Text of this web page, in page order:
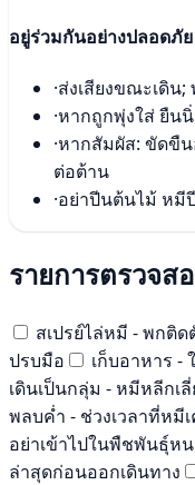
อยู่ร่วมกันอย่างปลอดภัย
·ส่งเสียงขณะเดิน;
·หากถูกพุ่งใส่ ยืนนิ่
·หากสัมผัส: ขัดขื
ต่อต้าน
·อย่าปีนต้นไม้ หมี
รายการตรวจส
สเปรย์ไล่หมี - พกติ
ปรบมือ
เก็บอาหาร
เดินเป็นกลุ่ม - หมีหลีกเ
พลบค่ำ - ช่วงเวลาที่หมี
อย่าเข้าไปในพืชพันธุ์ห
ล่าสุดก่อนออกเดินทาง